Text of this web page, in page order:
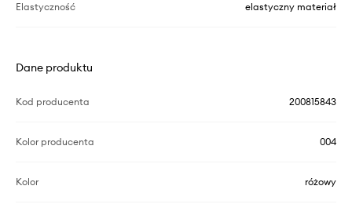
Elastyczność elastyczny materiał
Dane produktu
Kod producenta 200815843
Kolor producenta 004
Kolor różowy